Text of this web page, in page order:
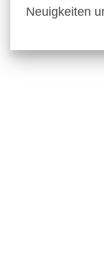
Neuigkeiten